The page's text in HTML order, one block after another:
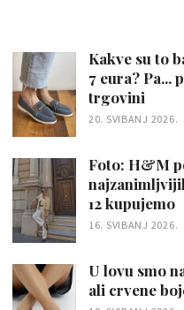
Kakve su to
7 eura? Pa...
trgovini
20. SVIBANJ 2026.
Foto: H&M
12 kupujemo
16. SVIBANJ 2026.
U lovu smo
ali crvene